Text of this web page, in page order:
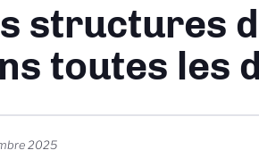
structures
toutes les
2025